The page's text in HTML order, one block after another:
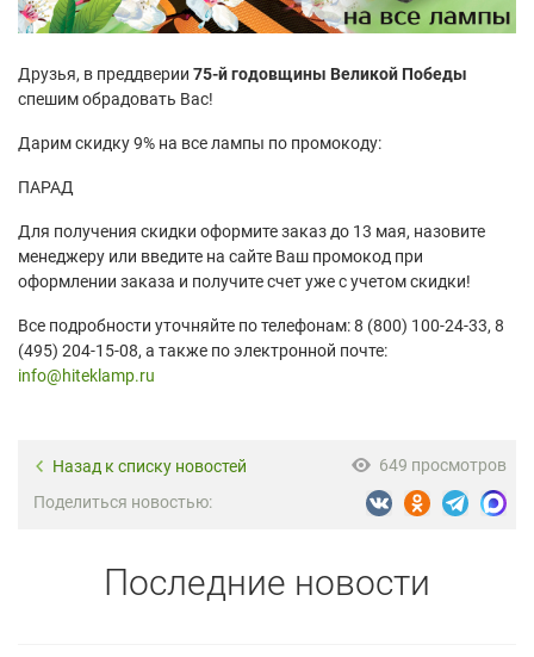
Друзья, в преддверии 75-й годовщины Великой Победы
спешим обрадовать Вас!
Дарим скидку 9% на все лампы по промокоду:
ПАРАД
Для получения скидки оформите заказ до 13 мая, назовите
менеджеру или введите на сайте Ваш промокод при
оформлении заказа и получите счет уже с учетом скидки!
Все подробности уточняйте по телефонам: 8 (800) 100-24-33, 8
(495) 204-15-08, а также по электронной почте:
info@hiteklamp.ru
Назад к списку новостей
649 просмотров
Поделиться новостью:
Последние новости